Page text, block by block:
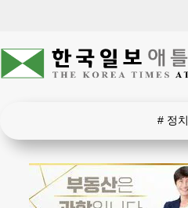
# 정치